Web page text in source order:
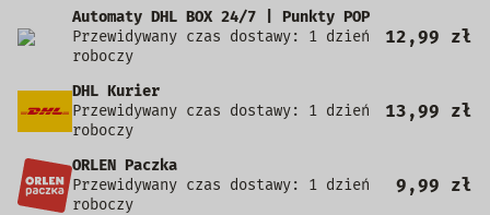
Automaty DHL BOX 24/7 | Punkty POP
Przewidywany czas dostawy: 1 dzień
roboczy
12,99 zł
DHL Kurier
Przewidywany czas dostawy: 1 dzień
roboczy
13,99 zł
ORLEN Paczka
Przewidywany czas dostawy: 1 dzień
roboczy
9,99 zł